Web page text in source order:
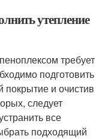
утепление
требует
подготовить
покрытие и очистив
следует
все
подходящий